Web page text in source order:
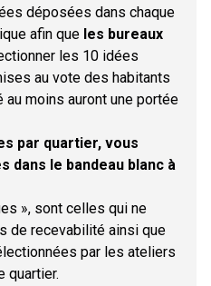
déposées dans chaque
afin que les bureaux
les 10 idées
au vote des habitants
moins auront une portée
par quartier, vous
dans le bandeau blanc à
», sont celles qui ne
de recevabilité ainsi que
par les ateliers
quartier.